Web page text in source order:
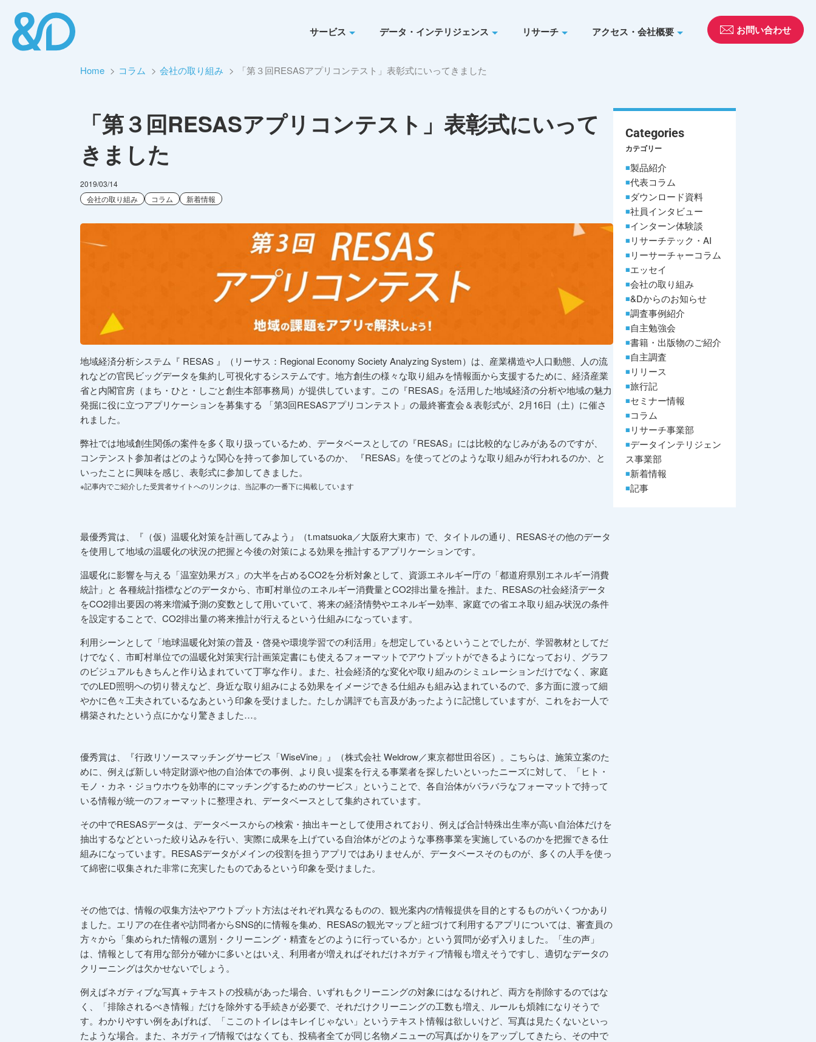
サービス データ・インテリジェンス リサーチ アクセス・会社概要 お問い合わせ
Home コラム 会社の取り組み 「第３回RESASアプリコンテスト」表彰式にいってきました
「第３回RESASアプリコンテスト」表彰式にいって
きました
2019/03/14
会社の取り組み
コラム 新着情報
地域経済分析システム『 RESAS 』（リーサス：Regional Economy Society Analyzing System）は、産業構造や人口動態、人の流
れなどの官民ビッグデータを集約し可視化するシステムです。地方創生の様々な取り組みを情報面から支援するために、経済産業
省と内閣官房（まち・ひと・しごと創生本部事務局）が提供しています。この『RESAS』を活用した地域経済の分析や地域の魅力
発掘に役に立つアプリケーションを募集する 「第3回RESASアプリコンテスト」の最終審査会＆表彰式が、2月16日（土）に催さ
れました。
弊社では地域創生関係の案件を多く取り扱っているため、データベースとしての『RESAS』には比較的なじみがあるのですが、
コンテンスト参加者はどのような関心を持って参加しているのか、 『RESAS』を使ってどのような取り組みが行われるのか、と
いったことに興味を感じ、表彰式に参加してきました。
※記事内でご紹介した受賞者サイトへのリンクは、当記事の一番下に掲載しています
最優秀賞は、『（仮）温暖化対策を計画してみよう』（t.matsuoka／大阪府大東市）で、タイトルの通り、RESASその他のデータ
を使用して地域の温暖化の状況の把握と今後の対策による効果を推計するアプリケーションです。
温暖化に影響を与える「温室効果ガス」の大半を占めるCO2を分析対象として、資源エネルギー庁の「都道府県別エネルギー消費
統計」と 各種統計指標などのデータから、市町村単位のエネルギー消費量とCO2排出量を推計。また、RESASの社会経済データ
をCO2排出要因の将来増減予測の変数として用いていて、将来の経済情勢やエネルギー効率、家庭での省エネ取り組み状況の条件
を設定することで、CO2排出量の将来推計が行えるという仕組みになっています。
利用シーンとして「地球温暖化対策の普及・啓発や環境学習での利活用」を想定しているということでしたが、学習教材としてだ
けでなく、市町村単位での温暖化対策実行計画策定書にも使えるフォーマットでアウトプットができるようになっており、グラフ
のビジュアルもきちんと作り込まれていて丁寧な作り。また、社会経済的な変化や取り組みのシミュレーションだけでなく、家庭
でのLED照明への切り替えなど、身近な取り組みによる効果をイメージできる仕組みも組み込まれているので、多方面に渡って細
やかに色々工夫されているなあという印象を受けました。たしか講評でも言及があったように記憶していますが、これをお一人で
構築されたという点にかなり驚きました…。
優秀賞は、『行政リソースマッチングサービス「WiseVine」』（株式会社 Weldrow／東京都世田谷区）。こちらは、施策立案のた
めに、例えば新しい特定財源や他の自治体での事例、より良い提案を行える事業者を探したいといったニーズに対して、「ヒト・
モノ・カネ・ジョウホウを効率的にマッチングするためのサービス」ということで、各自治体がバラバラなフォーマットで持って
いる情報が統一のフォーマットに整理され、データベースとして集約されています。
その中でRESASデータは、データベースからの検索・抽出キーとして使用されており、例えば合計特殊出生率が高い自治体だけを
抽出するなどといった絞り込みを行い、実際に成果を上げている自治体がどのような事務事業を実施しているのかを把握できる仕
組みになっています。RESASデータがメインの役割を担うアプリではありませんが、データベースそのものが、多くの人手を使っ
て綿密に収集された非常に充実したものであるという印象を受けました。
その他では、情報の収集方法やアウトプット方法はそれぞれ異なるものの、観光案内の情報提供を目的とするものがいくつかあり
ました。エリアの在住者や訪問者からSNS的に情報を集め、RESASの観光マップと紐づけて利用するアプリについては、審査員の
方々から「集められた情報の選別・クリーニング・精査をどのように行っているか」という質問が必ず入りました。「生の声」
は、情報として有用な部分が確かに多いとはいえ、利用者が増えればそれだけネガティブ情報も増えそうですし、適切なデータの
クリーニングは欠かせないでしょう。
例えばネガティブな写真＋テキストの投稿があった場合、いずれもクリーニングの対象にはなるけれど、両方を削除するのではな
く、「排除されるべき情報」だけを除外する手続きが必要で、それだけクリーニングの工数も増え、ルールも煩雑になりそうで
す。わかりやすい例をあげれば、「ここのトイレはキレイじゃない」というテキスト情報は欲しいけど、写真は見たくないといっ
たような場合。また、ネガティブ情報ではなくても、投稿者全てが同じ名物メニューの写真ばかりをアップしてきたら、その中で
Categories
カテゴリー
製品紹介
代表コラム
ダウンロード資料
社員インタビュー
インターン体験談
リサーチテック・AI
リーサーチャーコラム
エッセイ
会社の取り組み
&Dからのお知らせ
調査事例紹介
自主勉強会
書籍・出版物のご紹介
自主調査
リリース
旅行記
セミナー情報
コラム
リサーチ事業部
データインテリジェン
ス事業部
新着情報
記事